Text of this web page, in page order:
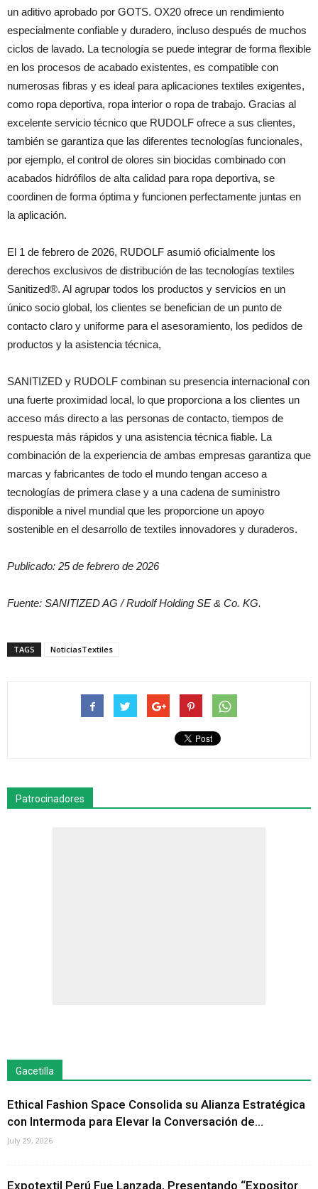
un aditivo aprobado por GOTS. OX20 ofrece un rendimiento
especialmente confiable y duradero, incluso después de muchos
ciclos de lavado. La tecnología se puede integrar de forma flexible
en los procesos de acabado existentes, es compatible con
numerosas fibras y es ideal para aplicaciones textiles exigentes,
como ropa deportiva, ropa interior o ropa de trabajo. Gracias al
excelente servicio técnico que RUDOLF ofrece a sus clientes,
también se garantiza que las diferentes tecnologías funcionales,
por ejemplo, el control de olores sin biocidas combinado con
acabados hidrófilos de alta calidad para ropa deportiva, se
coordinen de forma óptima y funcionen perfectamente juntas en
la aplicación.
El 1 de febrero de 2026, RUDOLF asumió oficialmente los
derechos exclusivos de distribución de las tecnologías textiles
Sanitized®. Al agrupar todos los productos y servicios en un
único socio global, los clientes se benefician de un punto de
contacto claro y uniforme para el asesoramiento, los pedidos de
productos y la asistencia técnica,
SANITIZED y RUDOLF combinan su presencia internacional con
una fuerte proximidad local, lo que proporciona a los clientes un
acceso más directo a las personas de contacto, tiempos de
respuesta más rápidos y una asistencia técnica fiable. La
combinación de la experiencia de ambas empresas garantiza que
marcas y fabricantes de todo el mundo tengan acceso a
tecnologías de primera clase y a una cadena de suministro
disponible a nivel mundial que les proporcione un apoyo
sostenible en el desarrollo de textiles innovadores y duraderos.
Publicado: 25 de febrero de 2026
Fuente: SANITIZED AG / Rudolf Holding SE & Co. KG.
TAGS NoticiasTextiles
Patrocinadores
Gacetilla
Ethical Fashion Space Consolida su Alianza Estratégica
con Intermoda para Elevar la Conversación de...
July 29, 2026
Expotextil Perú Fue Lanzada, Presentando “Expositor